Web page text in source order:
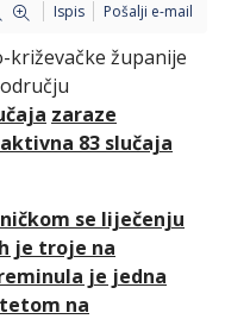
Ispis Pošalji e-mail
križevačke županije
zaraze
83 slučaja
se liječenju
je troje na
je jedna
na